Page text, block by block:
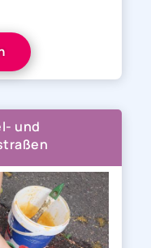
und